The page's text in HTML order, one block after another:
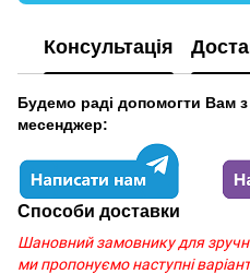
Консультація
Будемо раді допомогти Вам
месенджер:
Способи доставки
Шановний замовнику для
ми пропонуємо наступні